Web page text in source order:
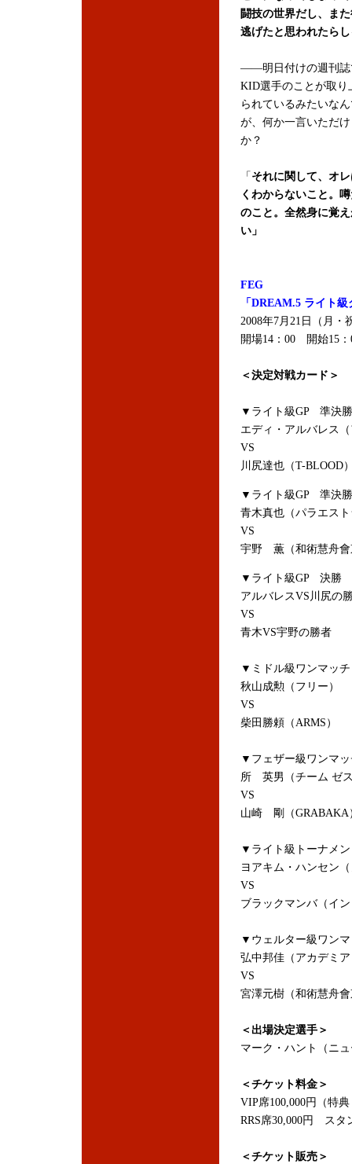
闘技の世界だし、ま
逃げたと思われたら
――明日付けの週刊誌
KID選手のことが取り
られているみたいな
が、何か一言いただ
か？
「 それに関して、オ
くわからないこと。
のこと。全然身に覚
い」
FEG
「DREAM.5 ライト
2008年7月21日（月・
開場14：00 開始15：
＜決定対戦カード＞
▼ライト級GP 準決勝
エディ・アルバレス
VS
川尻達也（T-BLOOD
▼ライト級GP 準決勝
青木真也（パラエス
VS
宇野 薫（和術慧舟會
▼ライト級GP 決勝
アルバレスVS川尻の
VS
青木VS宇野の勝者
▼ミドル級ワンマッチ
秋山成勲（フリー）
VS
柴田勝頼（ARMS）
▼フェザー級ワンマ
所 英男（チーム ゼ
VS
山崎 剛（GRABAKA
▼ライト級トーナメ
ヨアキム・ハンセン
VS
ブラックマンバ（イ
▼ウェルター級ワン
弘中邦佳（アカデミ
VS
宮澤元樹（和術慧舟
＜出場決定選手＞
マーク・ハント（ニ
＜チケット料金＞
VIP席100,000円（特
RRS席30,000円 スタ
＜チケット販売＞